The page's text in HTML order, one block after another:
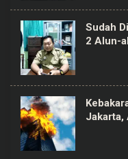
Sudah
2 Alun-
Jakarta,